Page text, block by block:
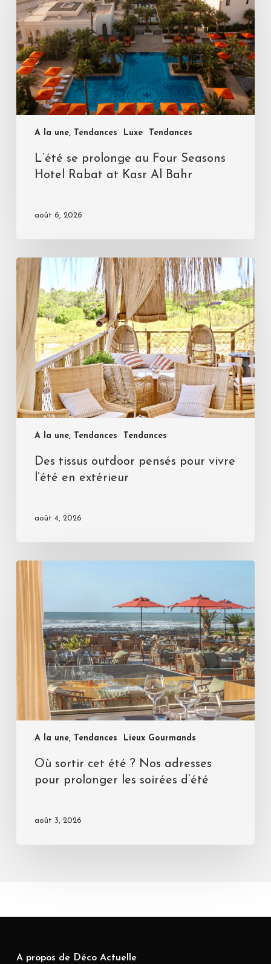
A la une, Tendances Luxe Tendances
L’été se prolonge au Four Seasons
Hotel Rabat at Kasr Al Bahr
août 6, 2026
A la une, Tendances Tendances
Des tissus outdoor pensés pour vivre
l’été en extérieur
août 4, 2026
A la une, Tendances Lieux Gourmands
Où sortir cet été ? Nos adresses
pour prolonger les soirées d’été
août 3, 2026
A propos de Déco Actuelle